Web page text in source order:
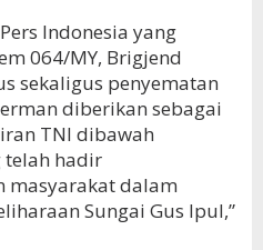
Indonesia yang
064/MY, Brigjend
sekaligus penyematan
diberikan sebagai
TNI dibawah
telah hadir
masyarakat dalam
Sungai Gus Ipul,”